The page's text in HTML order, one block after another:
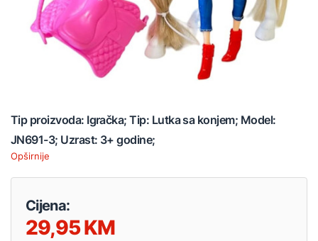
Tip proizvoda: Igračka; Tip: Lutka sa konjem; Model:
JN691-3; Uzrast: 3+ godine;
Opširnije
Cijena:
29,95